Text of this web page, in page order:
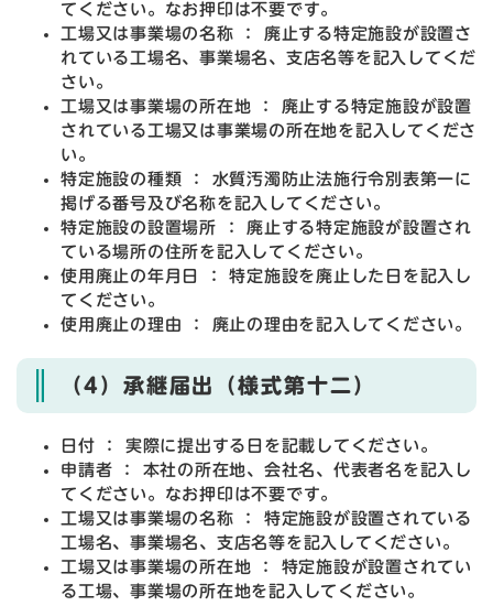
てください。なお押印は不要です。
工場又は事業場の名称 ： 廃止する特定施設が設置さ
れている工場名、事業場名、支店名等を記入してくだ
さい。
工場又は事業場の所在地 ： 廃止する特定施設が設置
されている工場又は事業場の所在地を記入してくださ
い。
特定施設の種類 ： 水質汚濁防止法施行令別表第一に
掲げる番号及び名称を記入してください。
特定施設の設置場所 ： 廃止する特定施設が設置され
ている場所の住所を記入してください。
使用廃止の年月日 ： 特定施設を廃止した日を記入し
てください。
使用廃止の理由 ： 廃止の理由を記入してください。
（4）承継届出（様式第十二）
日付 ： 実際に提出する日を記載してください。
申請者 ： 本社の所在地、会社名、代表者名を記入し
てください。なお押印は不要です。
工場又は事業場の名称 ： 特定施設が設置されている
工場名、事業場名、支店名等を記入してください。
工場又は事業場の所在地 ： 特定施設が設置されてい
る工場、事業場の所在地を記入してください。